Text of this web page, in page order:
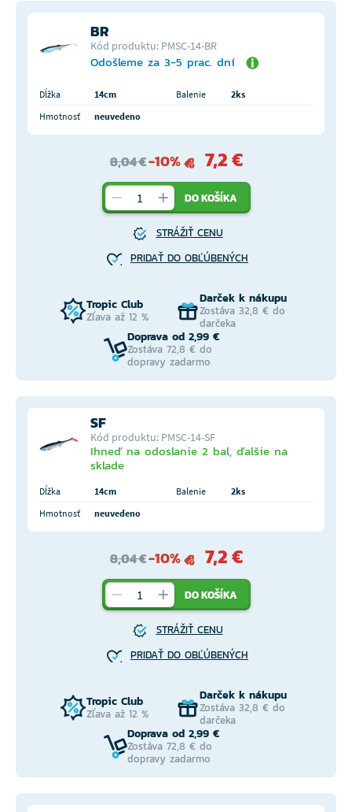
BR
Kód produktu: PMSC-14-BR
Odošleme za 3-5 prac. dní
Dĺžka 14cm Balenie
2ks
Hmotnosť
neuvedeno
8,04 €-10% 7,2 €
DO KOŠÍKA
STRÁŽIŤ CENU
PRIDAŤ DO OBĽÚBENÝCH
Tropic Club
Zľava až 12 %
Darček k nákupu
Zostáva 32,8 € do
darčeka
Doprava od 2,99 €
Zostáva 72,8 € do
dopravy zadarmo
SF
Kód produktu: PMSC-14-SF
Ihneď na odoslanie 2 bal, ďalšie na
sklade
Dĺžka 14cm Balenie
2ks
Hmotnosť
neuvedeno
8,04 €-10% 7,2 €
DO KOŠÍKA
STRÁŽIŤ CENU
PRIDAŤ DO OBĽÚBENÝCH
Tropic Club
Zľava až 12 %
Darček k nákupu
Zostáva 32,8 € do
darčeka
Doprava od 2,99 €
Zostáva 72,8 € do
dopravy zadarmo